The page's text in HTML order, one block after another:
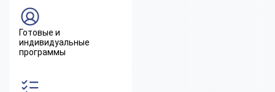
Готовые и
индивидуальные
программы